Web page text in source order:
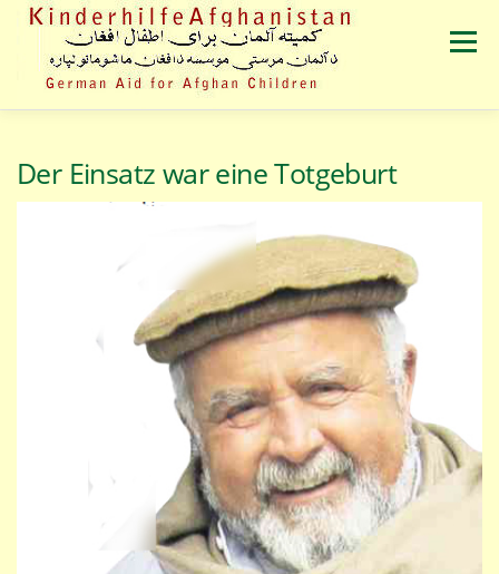
Inhalt
springen
Menü
Der Einsatz war eine Totgeburt